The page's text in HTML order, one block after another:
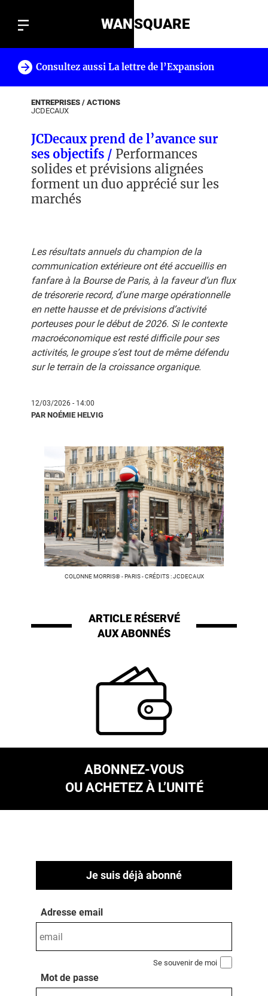
WANSQUARE
Consultez aussi La lettre de l’Expansion
ENTREPRISES / ACTIONS
JCDECAUX
JCDecaux prend de l’avance sur
ses objectifs / Performances
solides et prévisions alignées
forment un duo apprécié sur les
marchés
Les résultats annuels du champion de la
communication extérieure ont été accueillis en
fanfare à la Bourse de Paris, à la faveur d’un flux
de trésorerie record, d’une marge opérationnelle
en nette hausse et de prévisions d’activité
porteuses pour le début de 2026. Si le contexte
macroéconomique est resté difficile pour ses
activités, le groupe s’est tout de même défendu
sur le terrain de la croissance organique.
12/03/2026 - 14:00
PAR NOÉMIE HELVIG
COLONNE MORRIS® - PARIS - CRÉDITS : JCDECAUX
ARTICLE RÉSERVÉ
AUX ABONNÉS
ABONNEZ-VOUS
OU ACHETEZ À L’UNITÉ
Je suis déjà abonné
Adresse email
Se souvenir de moi
Mot de passe